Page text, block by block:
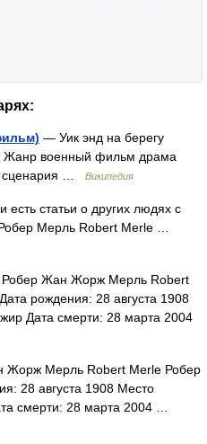
— Уик энд на берегу
Жанр военный фильм драма
сценария …
Википедия
статьи о других людях с
Мерль Robert Merle …
Жан Жорж Мерль Robert
рождения: 28 августа 1908
Дата смерти: 28 марта 2004
Мерль Robert Merle Робер
28 августа 1908 Место
смерти: 28 марта 2004 …